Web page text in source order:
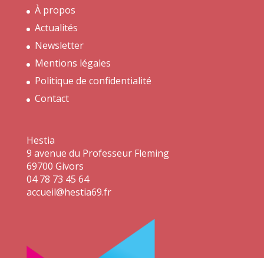
À propos
Actualités
Newsletter
Mentions légales
Politique de confidentialité
Contact
Hestia
9 avenue du Professeur Fleming
69700 Givors
04 78 73 45 64
accueil@hestia69.fr